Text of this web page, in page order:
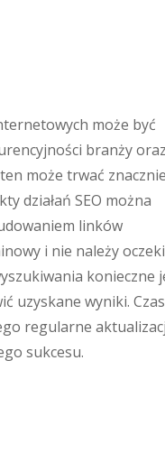
może być
branży oraz
może trwać znacznie
działań SEO można
linków
i nie należy
konieczne
uzyskane wyniki.
regularne
sukcesu.